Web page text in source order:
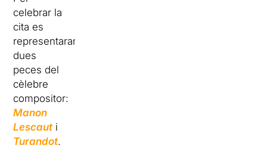
celebrar la
cita es
representaran
dues
peces del
cèlebre
compositor:
Manon
Lescauti
Turandot.